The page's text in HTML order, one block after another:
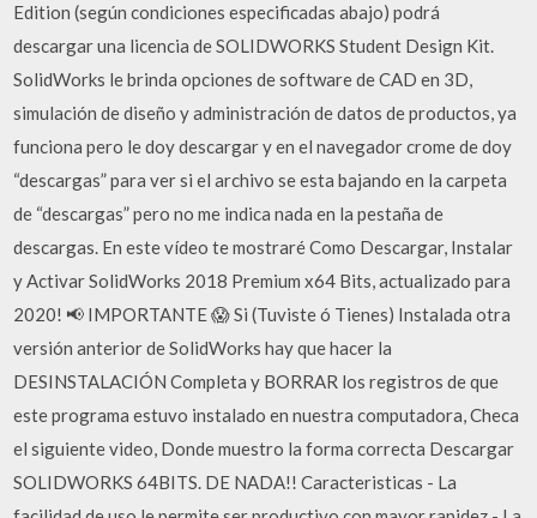
Edition (según condiciones especificadas abajo) podrá
descargar una licencia de SOLIDWORKS Student Design Kit.
SolidWorks le brinda opciones de software de CAD en 3D,
simulación de diseño y administración de datos de productos, ya
funciona pero le doy descargar y en el navegador crome de doy
“descargas” para ver si el archivo se esta bajando en la carpeta
de “descargas” pero no me indica nada en la pestaña de
descargas. En este vídeo te mostraré Como Descargar, Instalar
y Activar SolidWorks 2018 Premium x64 Bits, actualizado para
2020! 📢 IMPORTANTE 😱 Si (Tuviste ó Tienes) Instalada otra
versión anterior de SolidWorks hay que hacer la
DESINSTALACIÓN Completa y BORRAR los registros de que
este programa estuvo instalado en nuestra computadora, Checa
el siguiente video, Donde muestro la forma correcta Descargar
SOLIDWORKS 64BITS. DE NADA!! Caracteristicas - La